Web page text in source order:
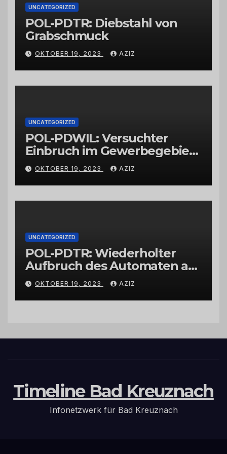
UNCATEGORIZED
POL-PDTR: Diebstahl von
Grabschmuck
OKTOBER 19, 2023 AZIZ
UNCATEGORIZED
POL-PDWIL: Versuchter
Einbruch im Gewerbegebiet
Wittlich
OKTOBER 19, 2023 AZIZ
UNCATEGORIZED
POL-PDTR: Wiederholter
Aufbruch des Automaten am
Wohnmobilstellplatz in
Hermeskeil am Labachweg
OKTOBER 19, 2023 AZIZ
Timeline Bad Kreuznach
Infonetzwerk für Bad Kreuznach